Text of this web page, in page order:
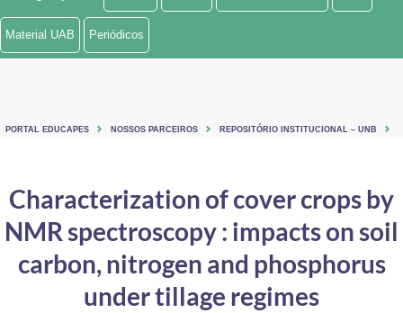
Ministério de Minas e Energia
Controladoria-Geral da União
Ministério da Mulher, da Família e dos Direitos Humanos
Material UAB Periódicos
PORTAL EDUCAPES NOSSOS PARCEIROS REPOSITÓRIO INSTITUCIONAL – UNB
Characterization of cover crops by
NMR spectroscopy : impacts on soil
carbon, nitrogen and phosphorus
under tillage regimes